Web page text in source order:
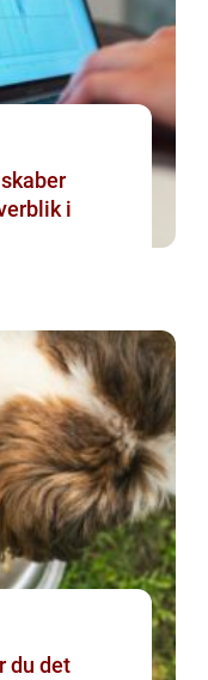
i
du det